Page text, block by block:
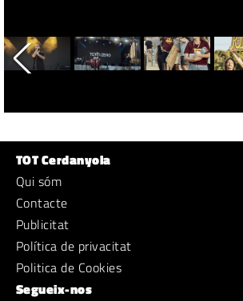
TOT Cerdanyola
Qui sóm
Contacte
Publicitat
Política de privacitat
Politica de Cookies
Segueix-nos